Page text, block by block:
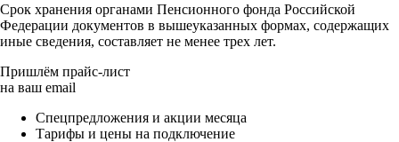
Срок хранения органами Пенсионного фонда Российской
Федерации документов в вышеуказанных формах, содержащих
иные сведения, составляет не менее трех лет.
Пришлём прайс-лист
на ваш email
Спецпредложения и акции месяца
Тарифы и цены на подключение